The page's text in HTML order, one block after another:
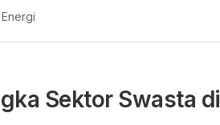
Energi
Sektor Swasta di